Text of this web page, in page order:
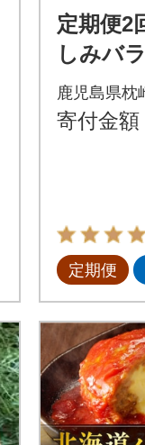
定期便
しみバ
便(鹿児
鮪etc)
鹿児島県枕
寄付金額
定期便